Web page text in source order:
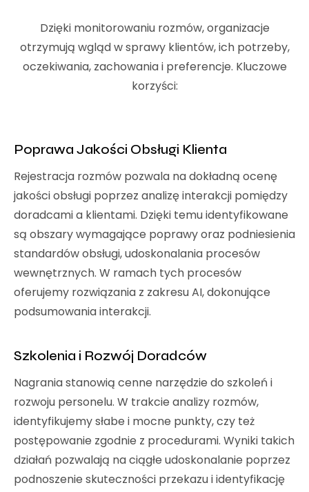
Dzięki monitorowaniu rozmów, organizacje
otrzymują wgląd w sprawy klientów, ich potrzeby,
oczekiwania, zachowania i preferencje. Kluczowe
korzyści:
Poprawa Jakości Obsługi Klienta
Rejestracja rozmów pozwala na dokładną ocenę
jakości obsługi poprzez analizę interakcji pomiędzy
doradcami a klientami. Dzięki temu identyfikowane
są obszary wymagające poprawy oraz podniesienia
standardów obsługi, udoskonalania procesów
wewnętrznych. W ramach tych procesów
oferujemy rozwiązania z zakresu AI, dokonujące
podsumowania interakcji.
Szkolenia i Rozwój Doradców
Nagrania stanowią cenne narzędzie do szkoleń i
rozwoju personelu. W trakcie analizy rozmów,
identyfikujemy słabe i mocne punkty, czy też
postępowanie zgodnie z procedurami. Wyniki takich
działań pozwalają na ciągłe udoskonalanie poprzez
podnoszenie skuteczności przekazu i identyfikację